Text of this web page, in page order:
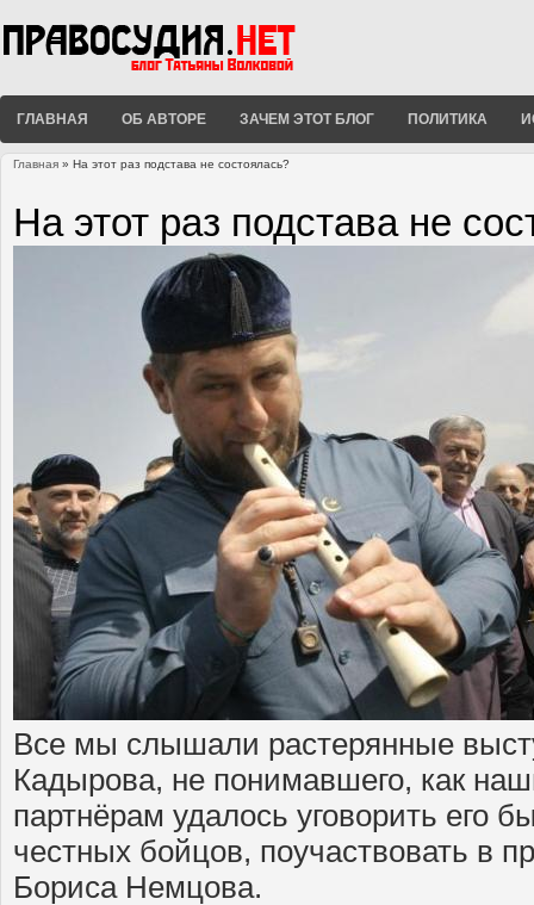
ГЛАВНАЯ ОБ АВТОРЕ ЗАЧЕМ ЭТОТ БЛОГ ПОЛИТИКА
Главная » На этот раз подстава не состоялась?
На этот раз подстава не
Все мы слышали растерянные
Кадырова, не понимавшего, как
партнёрам удалось уговорить его
честных бойцов, поучаствовать в
Бориса Немцова.